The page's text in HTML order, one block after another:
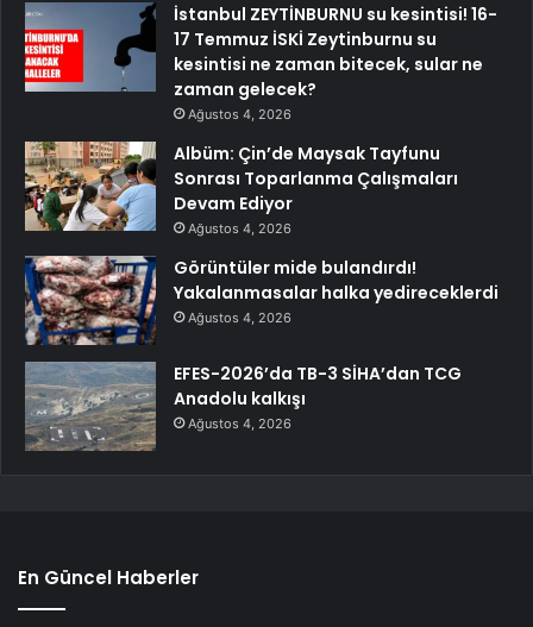
İstanbul ZEYTİNBURNU su kesintisi! 16-
17 Temmuz İSKİ Zeytinburnu su
kesintisi ne zaman bitecek, sular ne
zaman gelecek?
Ağustos 4, 2026
Albüm: Çin’de Maysak Tayfunu
Sonrası Toparlanma Çalışmaları
Devam Ediyor
Ağustos 4, 2026
Görüntüler mide bulandırdı!
Yakalanmasalar halka yedireceklerdi
Ağustos 4, 2026
EFES-2026’da TB-3 SİHA’dan TCG
Anadolu kalkışı
Ağustos 4, 2026
En Güncel Haberler